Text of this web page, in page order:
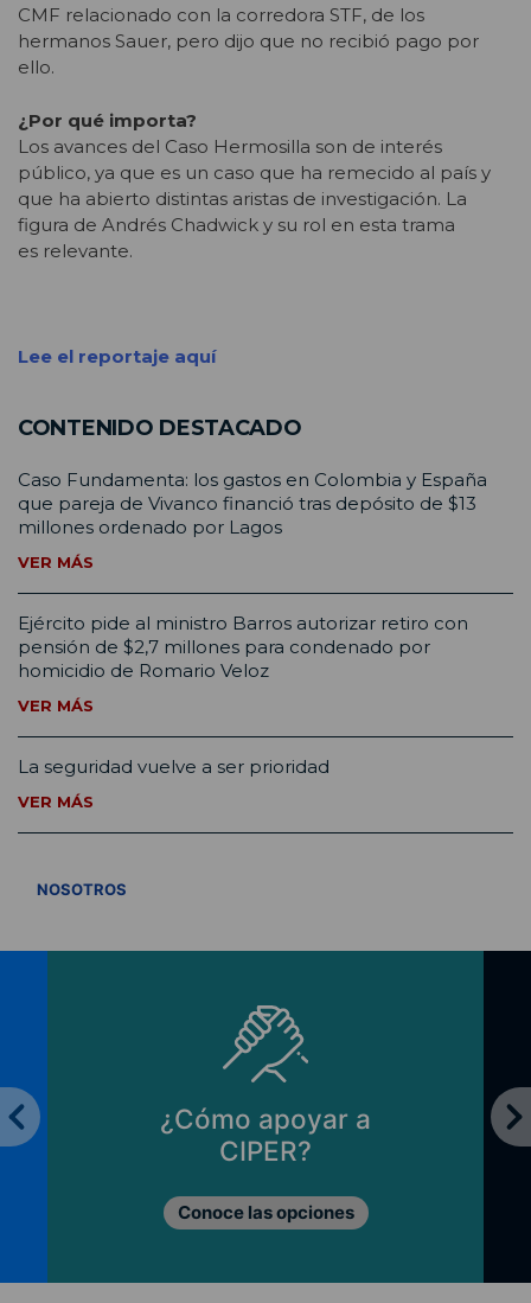
CMF relacionado con la corredora STF, de los
hermanos Sauer, pero dijo que no recibió pago por
ello.
¿Por qué importa?
Los avances del Caso Hermosilla son de interés
público, ya que es un caso que ha remecido al país y
que ha abierto distintas aristas de investigación. La
figura de Andrés Chadwick y su rol en esta trama
es relevante.
Lee el reportaje aquí
CONTENIDO DESTACADO
Caso Fundamenta: los gastos en Colombia y España
que pareja de Vivanco financió tras depósito de $13
millones ordenado por Lagos
VER MÁS
Ejército pide al ministro Barros autorizar retiro con
pensión de $2,7 millones para condenado por
homicidio de Romario Veloz
VER MÁS
La seguridad vuelve a ser prioridad
VER MÁS
NOSOTROS
¿Cómo apoyar a
CIPER?
Conoce las opciones